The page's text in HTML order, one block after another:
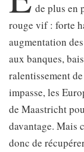
de plus en
rouge vif : forte
augmentation
aux banques,
ralentissement
impasse, les
de Maastricht
davantage. Mais
donc de